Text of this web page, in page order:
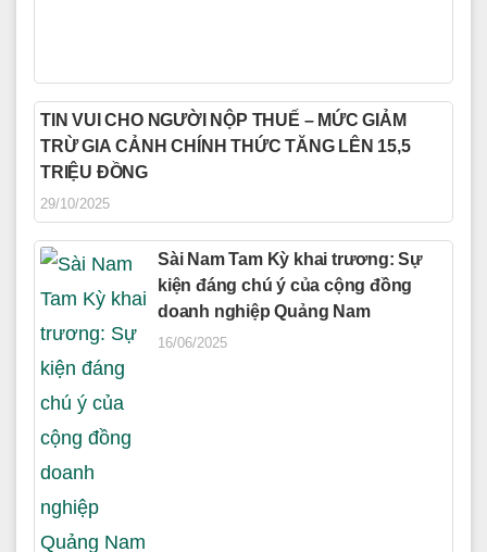
TIN VUI CHO NGƯỜI NỘP THUẾ – MỨC GIẢM
TRỪ GIA CẢNH CHÍNH THỨC TĂNG LÊN 15,5
TRIỆU ĐỒNG
29/10/2025
Sài Nam Tam Kỳ khai trương: Sự
kiện đáng chú ý của cộng đồng
doanh nghiệp Quảng Nam
16/06/2025